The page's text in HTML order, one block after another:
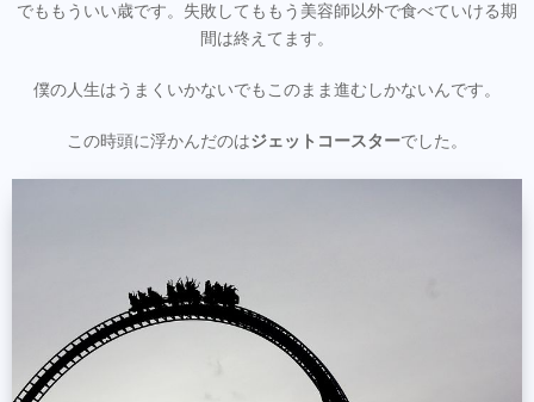
でももういい歳です。失敗してももう美容師以外で食べていける期
間は終えてます。
僕の人生はうまくいかないでもこのまま進むしかないんです。
この時頭に浮かんだのはジェットコースターでした。